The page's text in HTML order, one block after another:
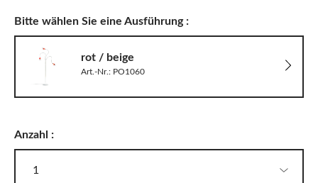
Bitte wählen Sie eine Ausführung :
rot / beige
Art.-Nr.: PO1060
Anzahl :